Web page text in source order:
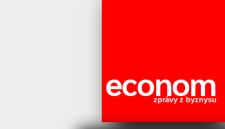
econom
zprávy z byznysu